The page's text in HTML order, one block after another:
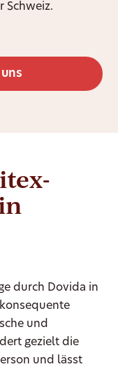
Schweiz.
durch Dovida in
und
gezielt die
und lässt